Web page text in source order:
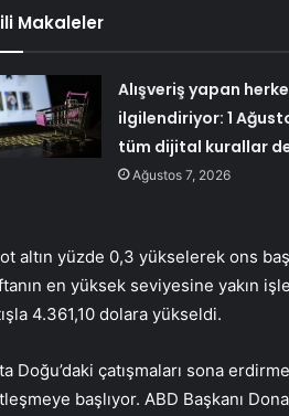
Makaleler
Alışveriş yapan
ilgilendiriyor: 1
tüm dijital kurallar
Ağustos 7, 2026
altın yüzde 0,3 yükselerek ons
en yüksek seviyesine yakın
4.361,10 dolara yükseldi.
Doğu’daki çatışmaları sona
başlıyor. ABD Başkanı